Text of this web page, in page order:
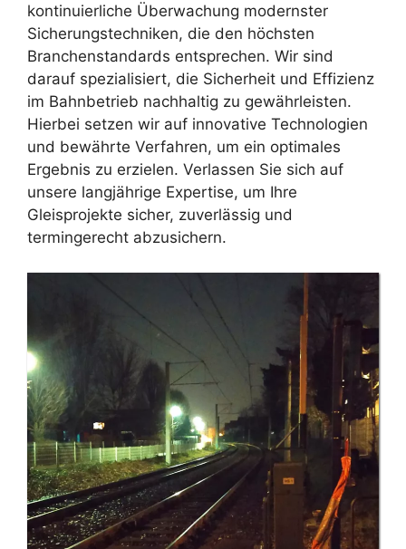
kontinuierliche Überwachung modernster
Sicherungstechniken, die den höchsten
Branchenstandards entsprechen. Wir sind
darauf spezialisiert, die Sicherheit und Effizienz
im Bahnbetrieb nachhaltig zu gewährleisten.
Hierbei setzen wir auf innovative Technologien
und bewährte Verfahren, um ein optimales
Ergebnis zu erzielen. Verlassen Sie sich auf
unsere langjährige Expertise, um Ihre
Gleisprojekte sicher, zuverlässig und
termingerecht abzusichern.